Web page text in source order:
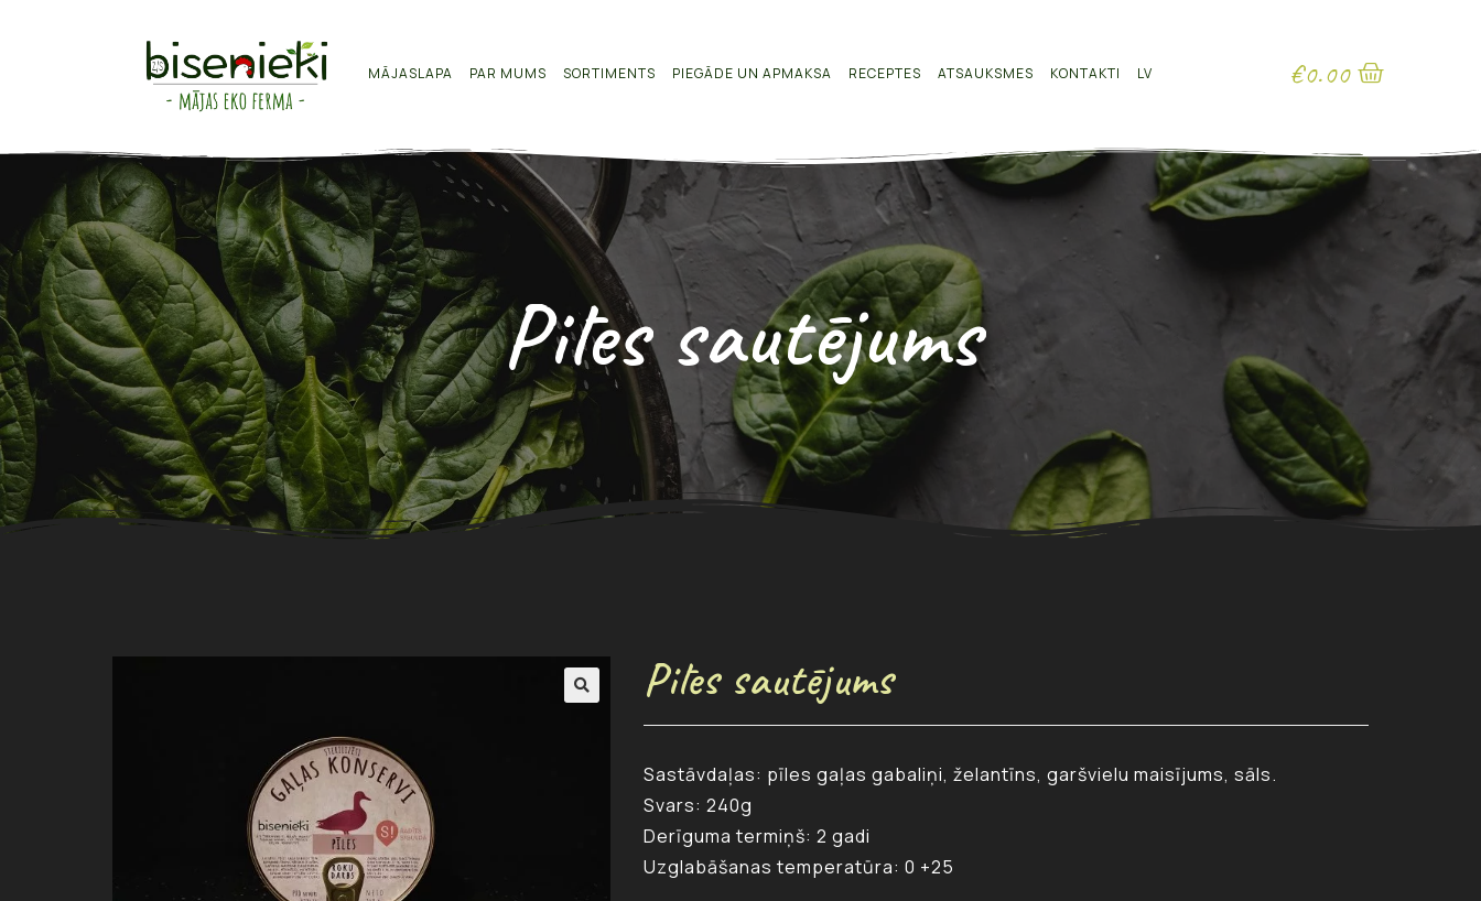
MĀJASLAPA PAR MUMS SORTIMENTS PIEGĀDE UN APMAKSA RECEPTES ATSAUKSMES KONTAKTI LV €0.00
Pīles sautējums
Pīles sautējums
Sastāvdaļas: pīles gaļas gabaliņi, želantīns, garšvielu maisījums, sāls.
Svars: 240g
Derīguma termiņš: 2 gadi
Uzglabāšanas temperatūra: 0 +25